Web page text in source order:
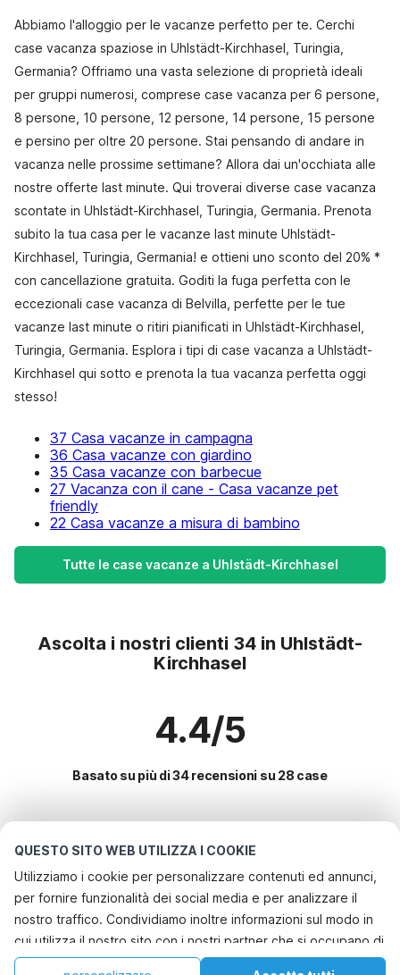
QUESTO SITO WEB UTILIZZA I COOKIE
Utilizziamo i cookie per personalizzare contenuti ed annunci,
per fornire funzionalità dei social media e per analizzare il
nostro traffico. Condividiamo inoltre informazioni sul modo in
cui utilizza il nostro sito con i nostri partner che si occupano di
analisi dei dati web, pubblicità e social media, i quali
Abbiamo l'alloggio per le vacanze perfetto per te. Cerchi
case vacanza spaziose in Uhlstädt-Kirchhasel, Turingia,
Germania? Offriamo una vasta selezione di proprietà ideali
per gruppi numerosi, comprese case vacanza per 6 persone,
8 persone, 10 persone, 12 persone, 14 persone, 15 persone
e persino per oltre 20 persone. Stai pensando di andare in
vacanza nelle prossime settimane? Allora dai un'occhiata alle
nostre offerte last minute. Qui troverai diverse case vacanza
scontate in Uhlstädt-Kirchhasel, Turingia, Germania. Prenota
subito la tua casa per le vacanze last minute Uhlstädt-
Kirchhasel, Turingia, Germania! e ottieni uno sconto del 20% *
con cancellazione gratuita. Goditi la fuga perfetta con le
eccezionali case vacanza di Belvilla, perfette per le tue
vacanze last minute o ritiri pianificati in Uhlstädt-Kirchhasel,
Turingia, Germania. Esplora i tipi di case vacanza a Uhlstädt-
Kirchhasel qui sotto e prenota la tua vacanza perfetta oggi
stesso!
37 Casa vacanze in campagna
36 Casa vacanze con giardino
35 Casa vacanze con barbecue
27 Vacanza con il cane - Casa vacanze pet
friendly
22 Casa vacanze a misura di bambino
Tutte le case vacanze a Uhlstädt-Kirchhasel
Ascolta i nostri clienti 34 in Uhlstädt-
Kirchhasel
4.4/5
Basato su più di 34 recensioni su 28 case
Le destinazioni più popolari per le
vacanze
Città con i migliori servizi per le vacanze
Vacanza con il cane - Casa vacanze pet friendly neustadtharz
Vacanza con il cane - Casa vacanze pet friendly nordhausen
Servizi più popolari per le vacanze in Uhlstadt-kirchhasel
Casa vacanze in campagna